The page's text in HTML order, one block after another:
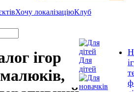
Хочу локалізаціюКлуб
ігор
Для
дітей